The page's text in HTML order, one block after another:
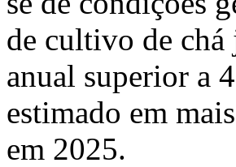
de cultivo de chá
anual superior a
estimado em
em 2025.